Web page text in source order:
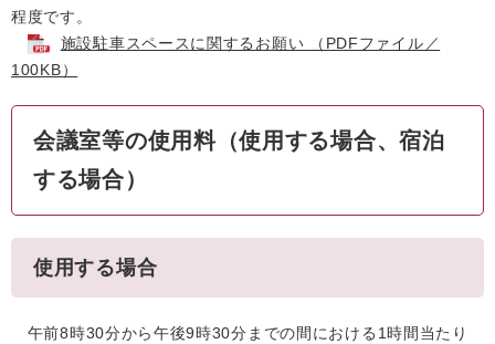
程度です。
施設駐車スペースに関するお願い （PDFファイル／
100KB）
会議室等の使用料（使用する場合、宿泊
する場合）
使用する場合
午前8時30分から午後9時30分までの間における1時間当たり